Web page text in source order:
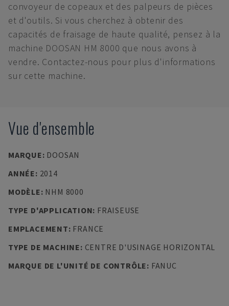
convoyeur de copeaux et des palpeurs de pièces
et d'outils. Si vous cherchez à obtenir des
capacités de fraisage de haute qualité, pensez à la
machine DOOSAN HM 8000 que nous avons à
vendre. Contactez-nous pour plus d'informations
sur cette machine.
Vue d'ensemble
MARQUE: DOOSAN
ANNÉE: 2014
MODÈLE: NHM 8000
TYPE D'APPLICATION: FRAISEUSE
EMPLACEMENT: FRANCE
TYPE DE MACHINE: CENTRE D'USINAGE HORIZONTAL
MARQUE DE L'UNITÉ DE CONTRÔLE: FANUC